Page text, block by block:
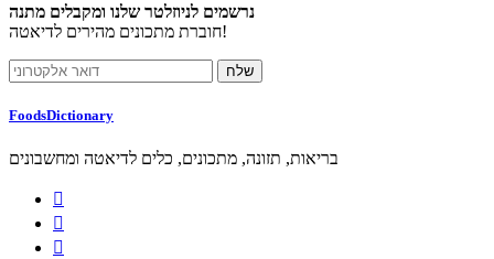
נרשמים לניוזלטר שלנו ומקבלים מתנה
חוברת מתכונים מהירים לדיאטה!
FoodsDictionary
בריאות, תזונה, מתכונים, כלים לדיאטה ומחשבונים


